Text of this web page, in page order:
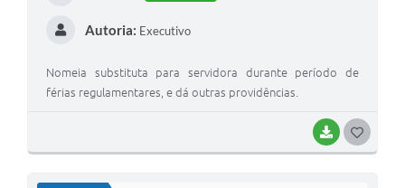
BAIXAR
Autoria: Executivo
Nomeia substituta para servidora durante período de
férias regulamentares, e dá outras providências.